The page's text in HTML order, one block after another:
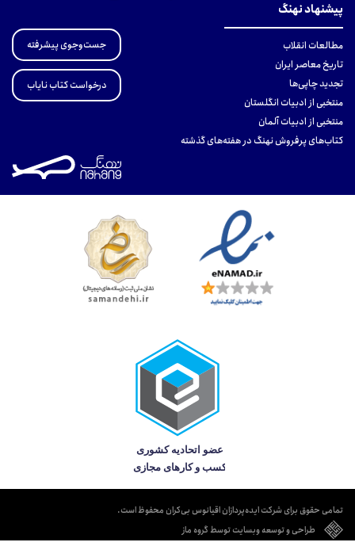
پیشنهاد نهنگ
مطالعات انقلاب
تاریخ معاصر ایران
تجدید چاپی‌ها
منتخبی از ادبیات انگلستان
منتخبی از ادبیات آلمان
کتاب‌های پرفروش نهنگ در هفته‌های گذشته
جست‌وجوی پیشرفته
درخواست کتاب نایاب
تمامی حقوق برای شرکت ایده‌پردازان اقیانوس بی‌کران محفوظ است.
طراحی و توسعه وبسایت توسط گروه ماز